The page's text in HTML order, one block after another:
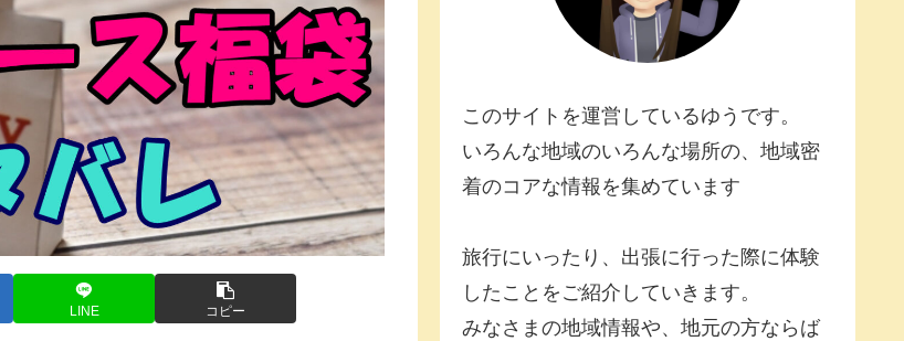
LINE コピー
このサイトを運営しているゆうです。
いろんな地域のいろんな場所の、地域密
着のコアな情報を集めています
旅行にいったり、出張に行った際に体験
したことをご紹介していきます。
みなさまの地域情報や、地元の方ならば